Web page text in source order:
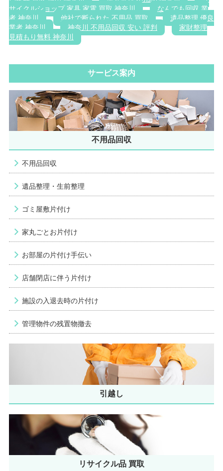
サイクルショップ 家具 家電 買取 神奈川
なんでも回収 業
者 神奈川
他社で断られた 不用品 買取
遺品整理 優良
業者 神奈川
神奈川 不用品回収 安い 評判
家財整理
見積もり無料 神奈川
サービス案内
不用品回収
不用品回収
遺品整理・生前整理
ゴミ屋敷片付け
家丸ごとお片付け
お部屋の片付け手伝い
店舗閉店に伴う片付け
施設の入退去時の片付け
管理物件の残置物撤去
引越し
リサイクル品 買取